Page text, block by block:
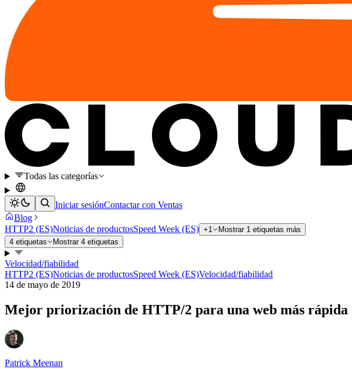
Todas las categorías
Iniciar sesiónContactar con Ventas
Blog
HTTP2 (ES)Noticias de productosSpeed Week (ES) +1
Mostrar 1 etiquetas más
4 etiquetas
Mostrar 4 etiquetas
Velocidad/fiabilidad
HTTP2 (ES)Noticias de productosSpeed Week (ES)Velocidad/fiabilidad
14 de mayo de 2019
Mejor priorización de HTTP/2 para una web más rápida
Patrick Meenan